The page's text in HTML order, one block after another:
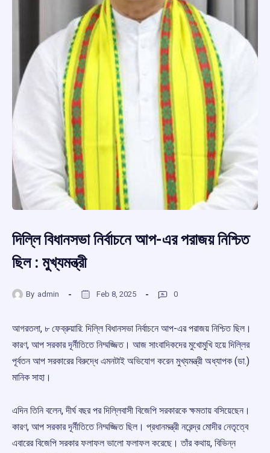
দিল্লি বিধানসভা নির্বাচনে আপ-এর পরাজয় নিশ্চিত
ছিল : মুখ্যমন্ত্রী
By admin Feb 8, 2025 0
আগরতলা, ৮ ফেব্রুয়ারি: দিল্লি বিধানসভা নির্বাচনে আপ-এর পরাজয় নিশ্চিত ছিল।
কারণ, আপ সরকার দূর্নীতিতে নিম্মজ্জিত। আজ সাংবাদিকদের মুখোমুখি হয়ে দিল্লির
পূর্বতন আপ সরকারের বিরুদ্ধে এমনটাই অভিযোগ করেন মুখ্যমন্ত্রী অধ্যাপক (ডা.)
মানিক সাহা।
এদিন তিনি বলেন, দীর্ঘ বছর পর দিল্লিবাসী বিজেপি সরকারকে ক্ষমতায় বসিয়েছেন।
কারণ, আপ সরকার দূর্নীতিতে নিম্মজ্জিত ছিল। প্রধানমন্ত্রী নরেন্দ্র মোদীর নেতৃত্বে
এবারের বিজেপি সরকার ফলাফল ভালো ফলাফল করেছে। তাঁর কথায়, বিভিন্ন